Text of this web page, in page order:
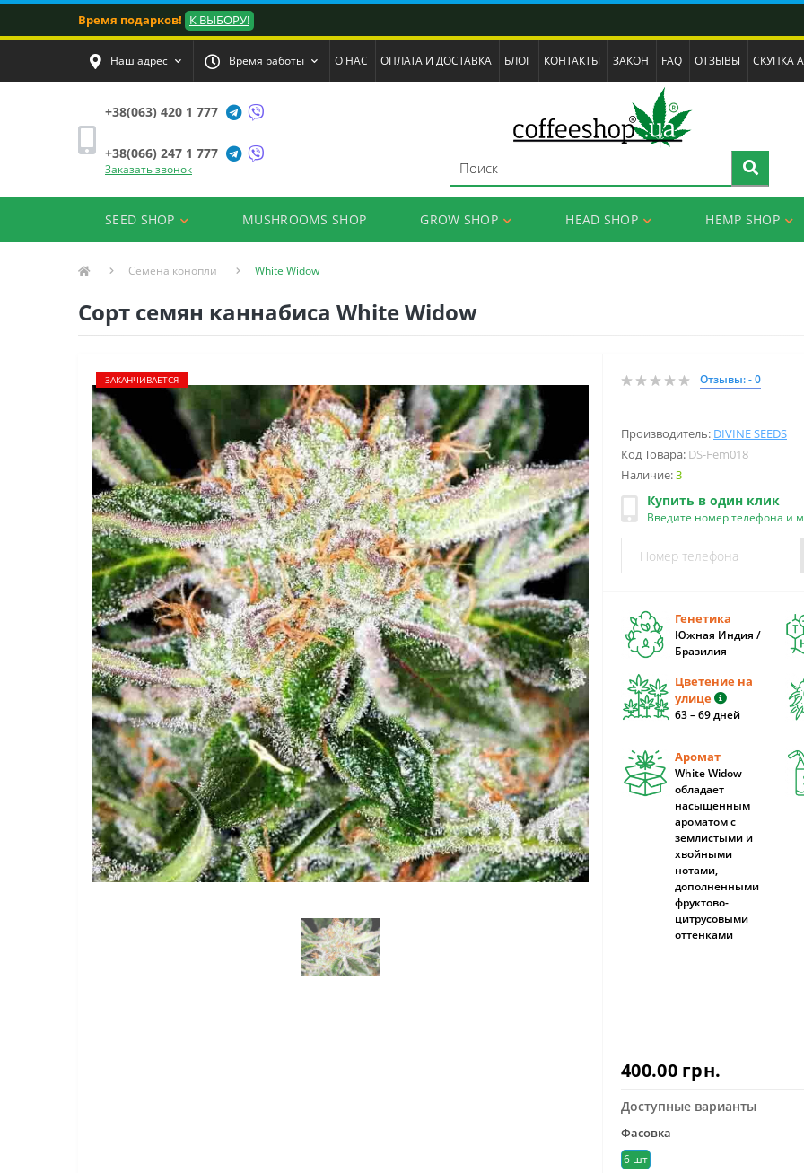
Время подарков! К ВЫБОРУ!
Наш адрес Время работы О НАС ОПЛАТА И ДОСТАВКА БЛОГ КОНТАКТЫ ЗАКОН FAQ ОТЗЫВЫ СКУПКА
+38(063) 420 1 777
+38(066) 247 1 777
Заказать звонок
SEED SHOP MUSHROOMS SHOP GROW SHOP HEAD SHOP HEMP SHOP
Семена конопли White Widow
Сорт семян каннабиса White Widow
ЗАКАНЧИВАЕТСЯ Отзывы: - 0
Производитель: DIVINE SEEDS
Код Товара: DS-Fem018
Наличие:3
Купить в один клик
Введите номер телефона и
Генетика
Южная Индия /
Бразилия
Цветение на
улице
63 – 69 дней
Аромат
White Widow
обладает
насыщенным
ароматом с
землистыми и
хвойными
нотами,
дополненными
фруктово-
цитрусовыми
оттенками
400.00 грн.
Доступные варианты
Фасовка
6 шт